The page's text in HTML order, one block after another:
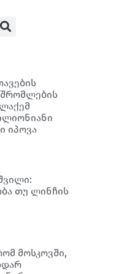
იპოვა
თუ ლინჩის
მოსკოვში,